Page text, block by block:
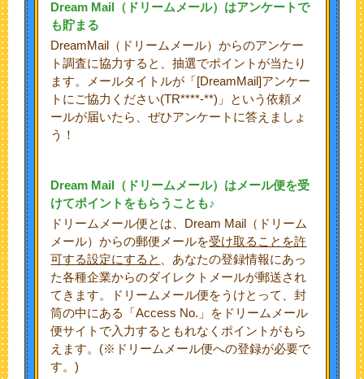
Dream Mail
（ドリームメール）はアンケートで
も貯まる
DreamMail（ドリームメール）からのアンケー
ト調査に協力すると、抽選でポイントが当たり
ます。メールタイトルが「[DreamMail]アンケー
トにご協力ください(TR****-**)」という依頼メ
ールが届いたら、ぜひアンケートに答えましょ
う！
Dream Mail
（ドリームメール）はメール便を受
けてポイントをもらうことも♪
ドリームメール便とは、Dream Mail（ドリーム
メール）からの郵便メールを受け取ることを許
可する設定にすると
、あなたの登録情報にあっ
た各種企業からのダイレクトメールが郵送され
てきます。ドリームメール便をうけとって、封
筒の中にある「Access No.」をドリームメール
便サイトで入力するともれなくポイントがもら
えます。(※ドリームメール便への登録が必要で
す。)